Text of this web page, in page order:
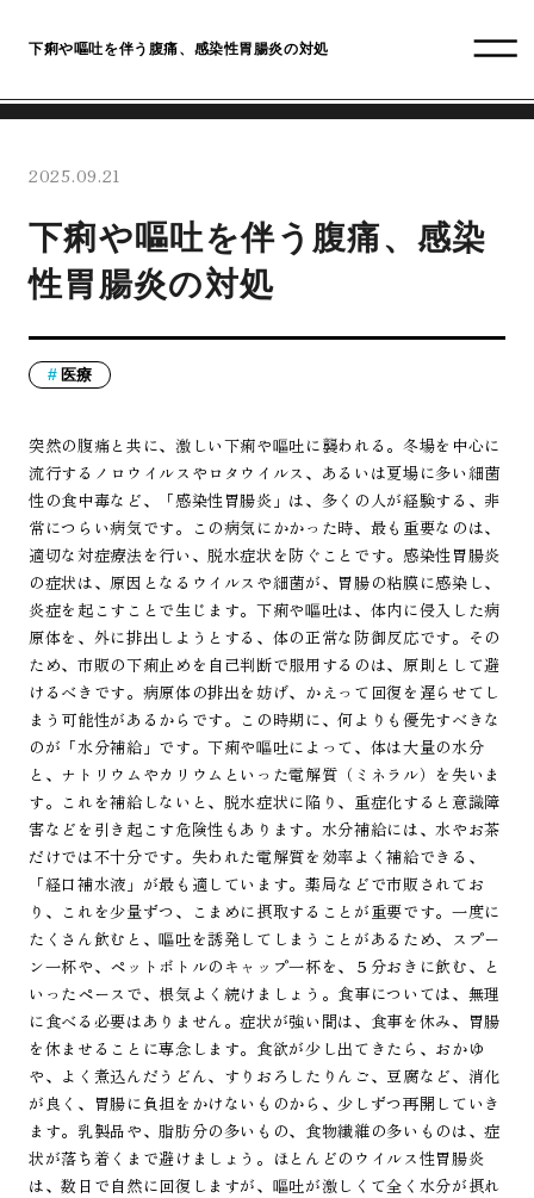
下痢や嘔吐を伴う腹痛、感染性胃腸炎の対処
2025.09.21
下痢や嘔吐を伴う腹痛、感染
性胃腸炎の対処
医療
突然の腹痛と共に、激しい下痢や嘔吐に襲われる。冬場を中心に
流行するノロウイルスやロタウイルス、あるいは夏場に多い細菌
性の食中毒など、「感染性胃腸炎」は、多くの人が経験する、非
常につらい病気です。この病気にかかった時、最も重要なのは、
適切な対症療法を行い、脱水症状を防ぐことです。感染性胃腸炎
の症状は、原因となるウイルスや細菌が、胃腸の粘膜に感染し、
炎症を起こすことで生じます。下痢や嘔吐は、体内に侵入した病
原体を、外に排出しようとする、体の正常な防御反応です。その
ため、市販の下痢止めを自己判断で服用するのは、原則として避
けるべきです。病原体の排出を妨げ、かえって回復を遅らせてし
まう可能性があるからです。この時期に、何よりも優先すべきな
のが「水分補給」です。下痢や嘔吐によって、体は大量の水分
と、ナトリウムやカリウムといった電解質（ミネラル）を失いま
す。これを補給しないと、脱水症状に陥り、重症化すると意識障
害などを引き起こす危険性もあります。水分補給には、水やお茶
だけでは不十分です。失われた電解質を効率よく補給できる、
「経口補水液」が最も適しています。薬局などで市販されてお
り、これを少量ずつ、こまめに摂取することが重要です。一度に
たくさん飲むと、嘔吐を誘発してしまうことがあるため、スプー
ン一杯や、ペットボトルのキャップ一杯を、５分おきに飲む、と
いったペースで、根気よく続けましょう。食事については、無理
に食べる必要はありません。症状が強い間は、食事を休み、胃腸
を休ませることに専念します。食欲が少し出てきたら、おかゆ
や、よく煮込んだうどん、すりおろしたりんご、豆腐など、消化
が良く、胃腸に負担をかけないものから、少しずつ再開していき
ます。乳製品や、脂肪分の多いもの、食物繊維の多いものは、症
状が落ち着くまで避けましょう。ほとんどのウイルス性胃腸炎
は、数日で自然に回復しますが、嘔吐が激しくて全く水分が摂れ